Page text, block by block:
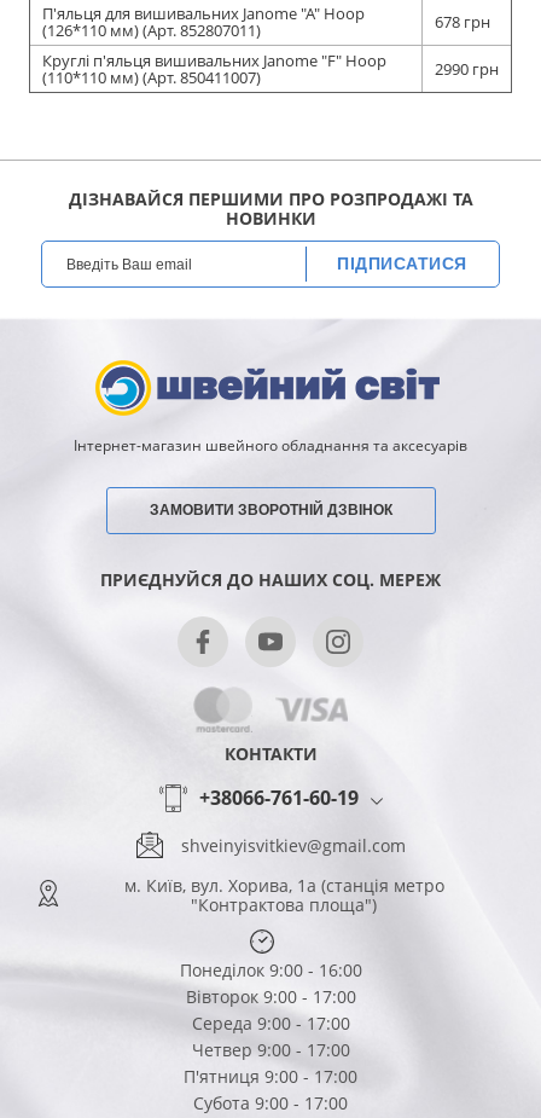
П'яльця для вишивальних Janome "A" Hoop
(126*110 мм) (Арт. 852807011)
678 грн
Круглі п'яльця вишивальних Janome "F" Hoop
(110*110 мм) (Арт. 850411007) 2990 грн
ДІЗНАВАЙСЯ ПЕРШИМИ ПРО РОЗПРОДАЖІ ТА
НОВИНКИ
ПІДПИСАТИСЯ
Інтернет-магазин швейного обладнання та аксесуарів
ЗАМОВИТИ ЗВОРОТНІЙ ДЗВІНОК
ПРИЄДНУЙСЯ ДО НАШИХ СОЦ. МЕРЕЖ
КОНТАКТИ
+38066-761-60-19
shveinyisvitkiev@gmail.com
м. Київ, вул. Хорива, 1а (станція метро
"Контрактова площа")
Понеділок 9:00 - 16:00
Вівторок 9:00 - 17:00
Середа 9:00 - 17:00
Четвер 9:00 - 17:00
П'ятниця 9:00 - 17:00
Субота 9:00 - 17:00